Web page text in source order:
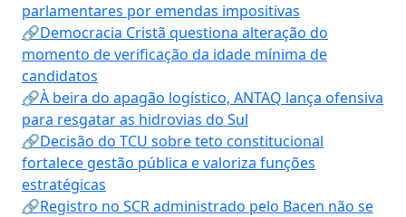
parlamentares por emendas impositivas
🔗Democracia Cristã questiona alteração do
momento de verificação da idade mínima de
candidatos
🔗À beira do apagão logístico, ANTAQ lança ofensiva
para resgatar as hidrovias do Sul
🔗Decisão do TCU sobre teto constitucional
fortalece gestão pública e valoriza funções
estratégicas
🔗Registro no SCR administrado pelo Bacen não se